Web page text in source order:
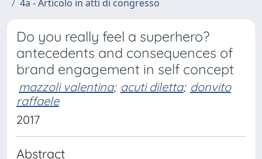
4a - Articolo in atti di congresso
Do you really feel a superhero?
antecedents and consequences of
brand engagement in self concept
mazzoli valentina; acuti diletta; donvito
raffaele
2017
Abstract